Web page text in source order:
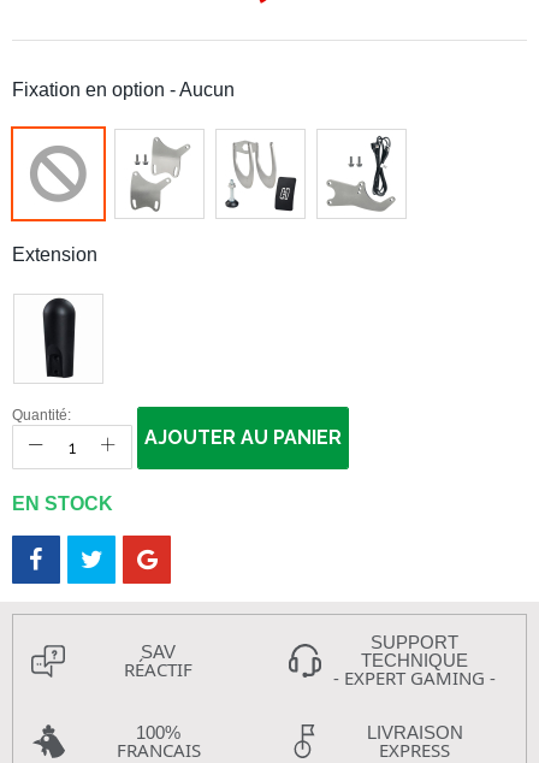
Fixation en option - Aucun
Extension
Quantité:
AJOUTER AU PANIER
EN STOCK
SAV
RÉACTIF
SUPPORT
TECHNIQUE
- EXPERT GAMING -
100%
FRANCAIS
LIVRAISON
EXPRESS